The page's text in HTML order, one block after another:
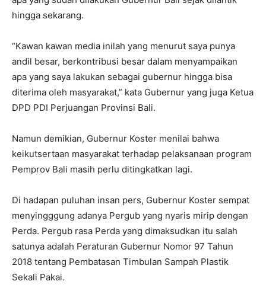
hingga sekarang.
“Kawan kawan media inilah yang menurut saya punya
andil besar, berkontribusi besar dalam menyampaikan
apa yang saya lakukan sebagai gubernur hingga bisa
diterima oleh masyarakat,” kata Gubernur yang juga Ketua
DPD PDI Perjuangan Provinsi Bali.
Namun demikian, Gubernur Koster menilai bahwa
keikutsertaan masyarakat terhadap pelaksanaan program
Pemprov Bali masih perlu ditingkatkan lagi.
Di hadapan puluhan insan pers, Gubernur Koster sempat
menyingggung adanya Pergub yang nyaris mirip dengan
Perda. Pergub rasa Perda yang dimaksudkan itu salah
satunya adalah Peraturan Gubernur Nomor 97 Tahun
2018 tentang Pembatasan Timbulan Sampah Plastik
Sekali Pakai.